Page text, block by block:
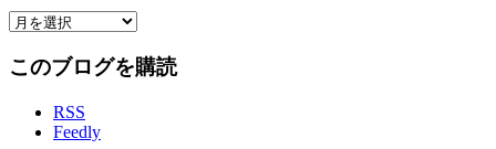
ア
カ
このブログを購読
RSS
Feedly